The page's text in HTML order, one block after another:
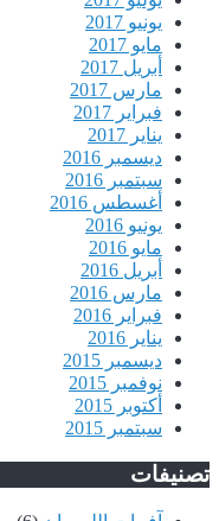
يونيو 2017
مايو 2017
أبريل 2017
مارس 2017
فبراير 2017
يناير 2017
ديسمبر 2016
سبتمبر 2016
أغسطس 2016
يونيو 2016
مايو 2016
أبريل 2016
مارس 2016
فبراير 2016
يناير 2016
ديسمبر 2015
نوفمبر 2015
أكتوبر 2015
سبتمبر 2015
تصنيفات